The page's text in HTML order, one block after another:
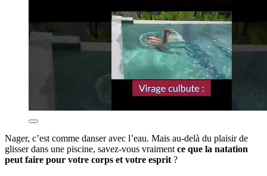
Nager, c’est comme danser avec l’eau. Mais au-delà du plaisir de
glisser dans une piscine, savez-vous vraiment ce que la natation
peut faire pour votre corps et votre esprit ?